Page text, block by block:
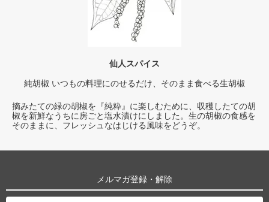
仙人スパイス
純胡椒 いつもの料理にのせるだけ、そのまま食べる生胡椒
摘みたての緑の胡椒を『純粋』に楽しむために、収穫したての胡
椒を新鮮なうちに房ごと塩水漬けにしました。生の胡椒の食感を
そのままに、フレッシュなはじける風味をどうぞ。
メルマガ登録・解除